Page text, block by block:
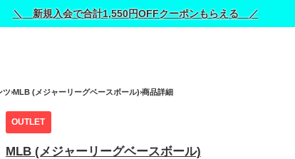
＼ 新規入会で合計1,550円OFFクーポンもらえる ／
ツ MLB (メジャーリーグベースボール) 商品詳細
OUTLET
MLB (メジャーリーグベースボール)